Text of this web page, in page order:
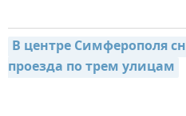
В центре Симферополя
проезда по трем улицам